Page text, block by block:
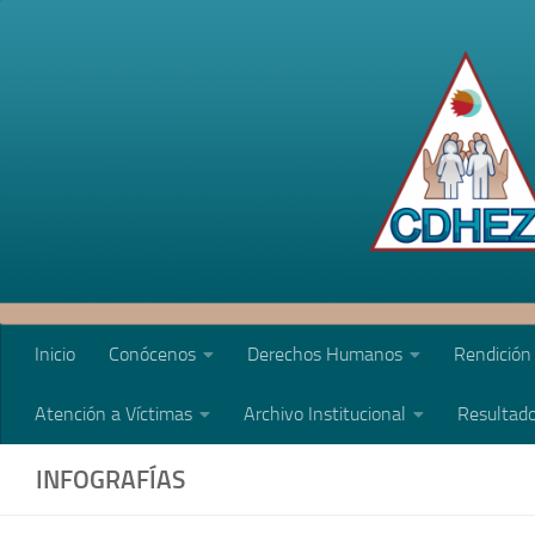
Inicio Conócenos Derechos Humanos
Atención a Víctimas Archivo Institucional
INFOGRAFÍAS